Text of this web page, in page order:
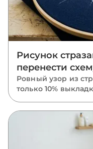
Рисунок
перенести
ровно
Ровный узор из
только 10%
трафаретом или
класть камни и
растянутую ткань.